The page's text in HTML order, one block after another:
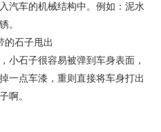
汽车的机械结构中。例如：泥水
。
的石子甩出
小石子很容易被弹到车身表面，
一点车漆，重则直接将车身打出
啊。